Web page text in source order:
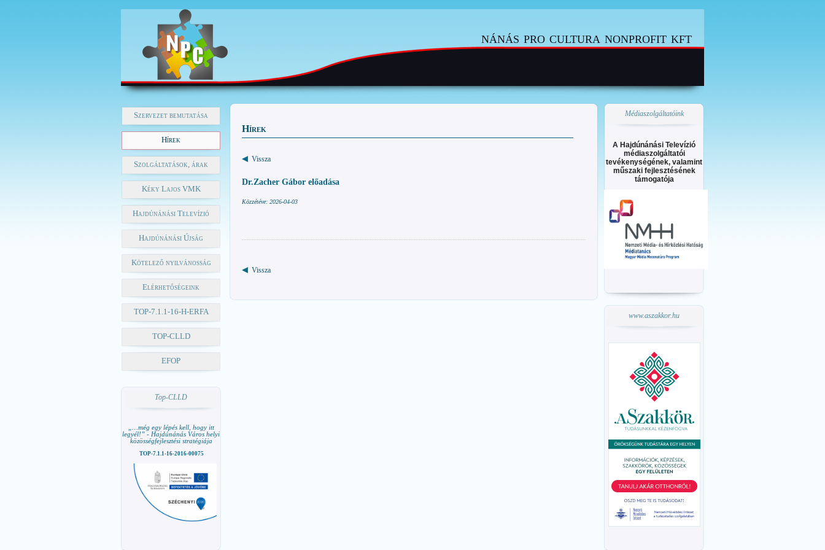
nánás pro cultura nonprofit kft
Szervezet bemutatása
Hírek
Szolgáltatások, árak
Kéky Lajos VMK
Hajdúnánási Televízió
Hajdúnánási Újság
Kötelező nyilvánosság
Elérhetőségeink
TOP-7.1.1-16-H-ERFA
TOP-CLLD
EFOP
Top-CLLD
„…még egy lépés kell, hogy itt
legyél!” - Hajdúnánás Város helyi
közösségfejlesztési stratégiája
TOP-7.1.1-16-2016-00075
Hírek
Vissza
Dr.Zacher Gábor előadása
Közzétéve: 2026-04-03
Vissza
Médiaszolgáltatóink
A Hajdúnánási Televízió
médiaszolgáltatói
tevékenységének, valamint
műszaki fejlesztésének
támogatója
www.aszakkor.hu